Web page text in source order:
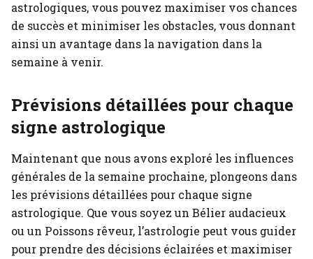
astrologiques, vous pouvez maximiser vos chances
de succès et minimiser les obstacles, vous donnant
ainsi un avantage dans la navigation dans la
semaine à venir.
Prévisions détaillées pour chaque
signe astrologique
Maintenant que nous avons exploré les influences
générales de la semaine prochaine, plongeons dans
les prévisions détaillées pour chaque signe
astrologique. Que vous soyez un Bélier audacieux
ou un Poissons rêveur, l’astrologie peut vous guider
pour prendre des décisions éclairées et maximiser